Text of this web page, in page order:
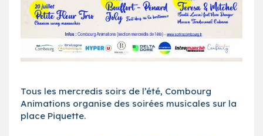
Tous les mercredis soirs de l’été, Combourg
Animations organise des soirées musicales sur la
place Piquette.